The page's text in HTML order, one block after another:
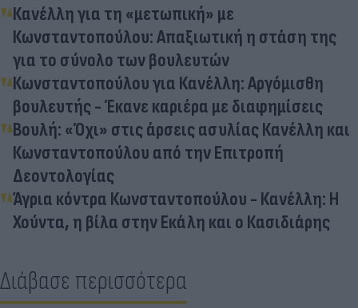
Κανέλλη για τη «μετωπική» με
Κωνσταντοπούλου: Απαξιωτική η στάση της
για το σύνολο των βουλευτών
Κωνσταντοπούλου για Κανέλλη: Αργόμισθη
βουλευτής - Έκανε καριέρα με διαφημίσεις
Βουλή: «Όχι» στις άρσεις ασυλίας Κανέλλη και
Κωνσταντοπούλου από την Επιτροπή
Δεοντολογίας
Άγρια κόντρα Κωνσταντοπούλου - Κανέλλη: Η
Χούντα, η βίλα στην Εκάλη και ο Κασιδιάρης
Διάβασε περισσότερα